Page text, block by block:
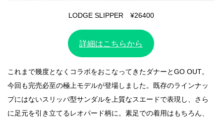
LODGE SLIPPER ¥26400
詳細はこちらから
これまで幾度となくコラボをおこなってきたダナーとGO OUT。
今回も完売必至の極上モデルが登場しました。既存のラインナッ
プにはないスリッパ型サンダルを上質なスエードで表現し、さら
に足元を引き立てるレオパード柄に。素足での着用はもちろん、